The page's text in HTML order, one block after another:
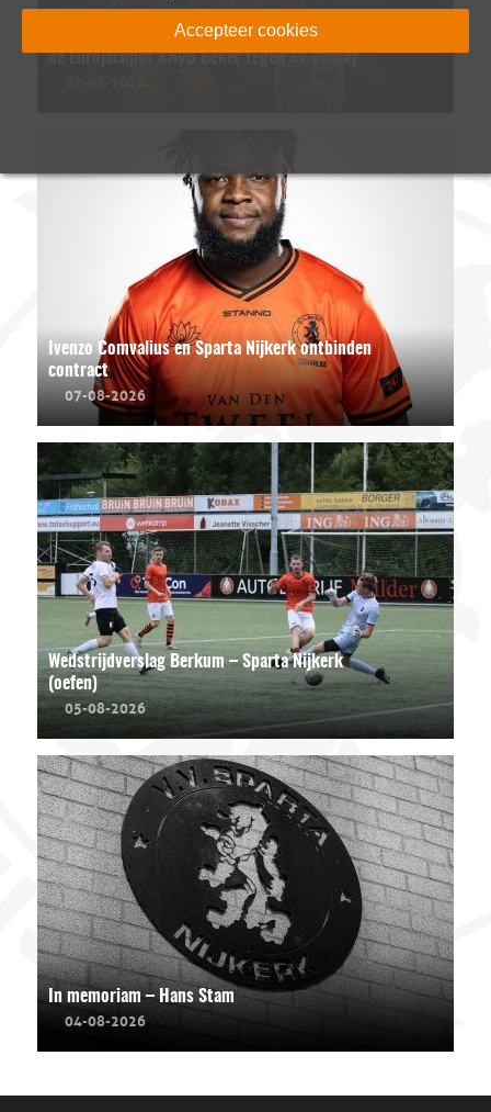
Sparta Nijkerk in eerste kwalificatieronde van
de Eurojackpot KNVB Beker tegen SV Venray
Ivenzo Comvalius en Sparta Nijkerk ontbinden
contract
07-08-2026
Wedstrijdverslag Berkum – Sparta Nijkerk
(oefen)
05-08-2026
In memoriam – Hans Stam
04-08-2026
Accepteer cookies